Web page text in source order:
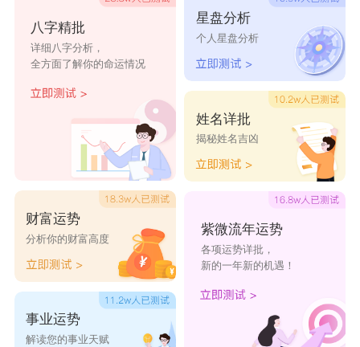
美好
躁
淡蓝色
的记忆
爱情水
深王八
墨色天
空
久而旧
之
风扬长
发
凉心凉
意凉少
年
断情戒
一院丁
香雪
旧言蚀
心
杀掉过
去
而努力
别曲
一路向
加油少
年
没有过
去
还有明
天
遗忘过
向前进
不忘初
为未来
成了回
过去的
八字精批
详细八字分析，
全方面了解你的命运情况
财富运势
分析你的财富高度
事业运势
解读您的事业天赋
星盘分析
个人星盘分析
姓名详批
揭秘姓名吉凶
紫微流年运势
各项运势详批，
新的一年新的机遇！